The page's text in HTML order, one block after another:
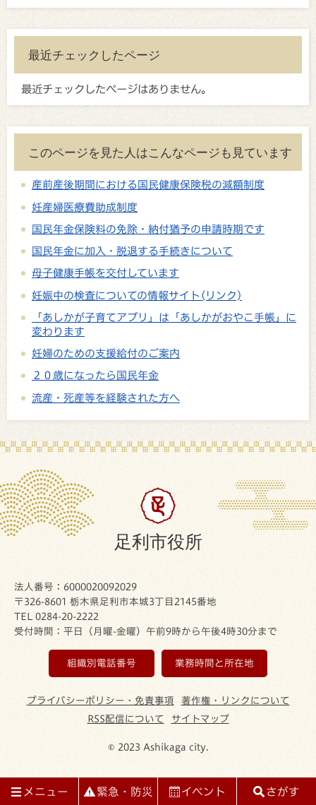
最近チェックしたページ
最近チェックしたページはありません。
このページを見た人はこんなページも見ています
産前産後期間における国民健康保険税の減額制度
妊産婦医療費助成制度
国民年金保険料の免除・納付猶予の申請時期です
国民年金に加入・脱退する手続きについて
母子健康手帳を交付しています
妊娠中の検査についての情報サイト(リンク)
「あしかが子育てアプリ」は「あしかがおやこ手帳」に
変わります
妊婦のための支援給付のご案内
２０歳になったら国民年金
流産・死産等を経験された方へ
足利市役所
法人番号：6000020092029
〒326-8601 栃木県足利市本城3丁目2145番地
TEL 0284-20-2222
受付時間：平日（月曜-金曜）午前9時から午後4時30分まで
組織別電話番号 業務時間と所在地
プライバシーポリシー・免責事項
著作権・リンクについて
RSS配信について
サイトマップ
© 2023 Ashikaga city.
メニュー 緊急・防災 イベント さがす